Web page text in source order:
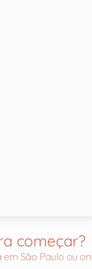
começar?
São Paulo ou